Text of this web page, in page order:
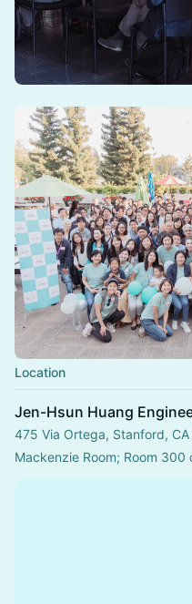
Location
Jen-Hsun Huang
475 Via Ortega, Stanford,
Mackenzie Room; Room 300